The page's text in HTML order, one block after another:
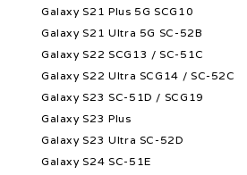
Galaxy S21 Plus 5G SCG10
Galaxy S21 Ultra 5G SC-52B
Galaxy S22 SCG13 / SC-51C
Galaxy S22 Ultra SCG14 / SC-52C
Galaxy S23 SC-51D / SCG19
Galaxy S23 Plus
Galaxy S23 Ultra SC-52D
Galaxy S24 SC-51E